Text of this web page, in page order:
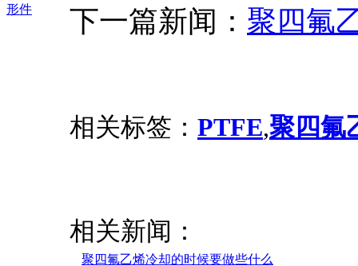
形件
下一篇新闻： 聚四氟
相关标签： PTFE,聚四氟
相关新闻：
聚四氟乙烯冷却的时候要做些什么